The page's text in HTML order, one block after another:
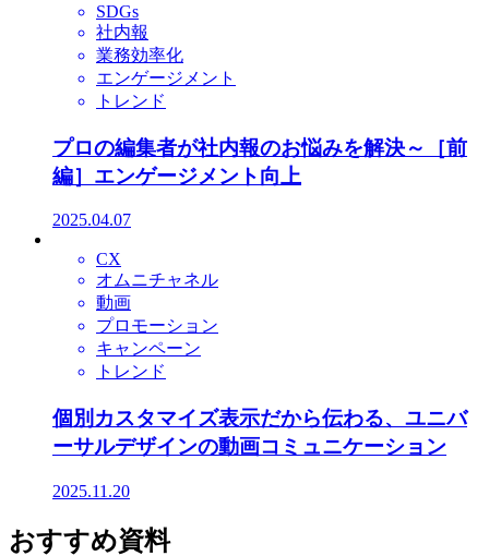
SDGs
社内報
業務効率化
エンゲージメント
トレンド
プロの編集者が社内報のお悩みを解決～［前
編］エンゲージメント向上
2025.04.07
CX
オムニチャネル
動画
プロモーション
キャンペーン
トレンド
個別カスタマイズ表示だから伝わる、ユニバ
ーサルデザインの動画コミュニケーション
2025.11.20
おすすめ資料